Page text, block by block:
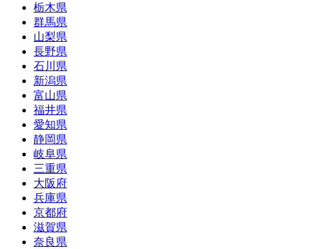
栃木県
群馬県
山梨県
長野県
石川県
新潟県
富山県
福井県
愛知県
静岡県
岐阜県
三重県
大阪府
兵庫県
京都府
滋賀県
奈良県